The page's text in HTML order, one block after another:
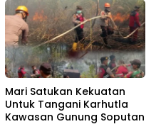
Mari Satukan Kekuatan
Untuk Tangani Karhutla
Kawasan Gunung Soputan